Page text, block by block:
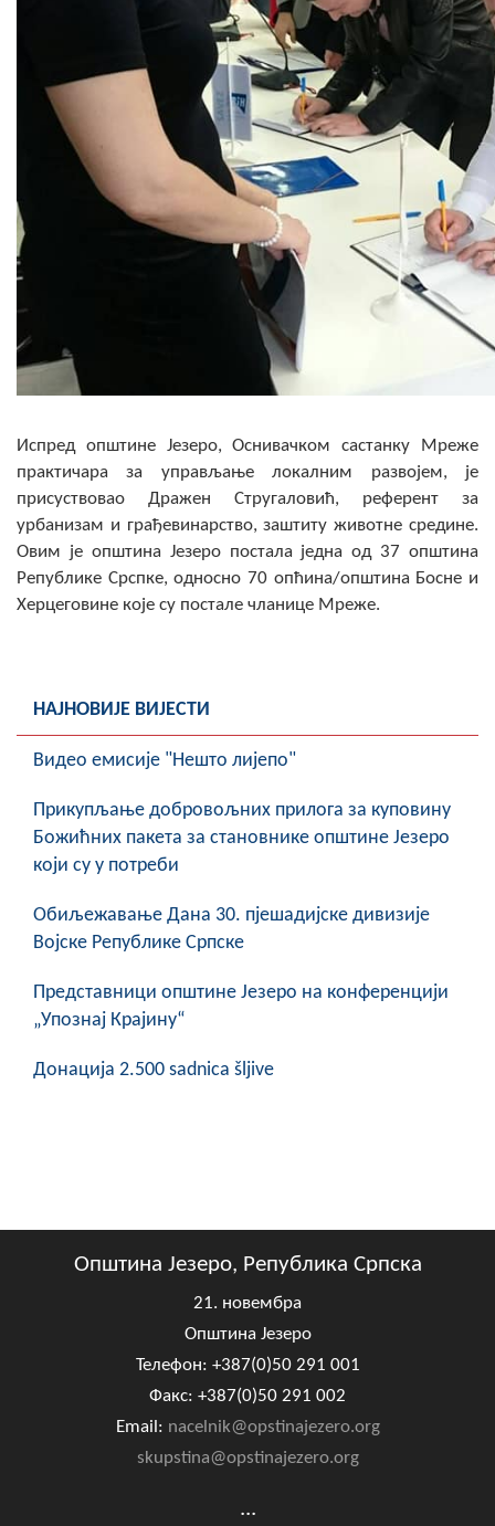
Испред општине Језеро, Оснивачком састанку Мреже
практичара за управљање локалним развојем, је
присуствовао Дражен Стругаловић, референт за
урбанизам и грађевинарство, заштиту животне средине.
Овим је општина Језеро постала једна од 37 општина
Републике Срспке, односно 70 опћина/општина Босне и
Херцеговине које су постале чланице Мреже.
НАЈНОВИЈЕ ВИЈЕСТИ
Видео емисије "Нешто лијепо"
Прикупљање добровољних прилога за куповину
Божићних пакета за становнике општине Језеро
који су у потреби
Обиљежавање Данa 30. пјешадијске дивизије
Војске Републике Српске
Представници општине Језеро на конференцији
„Упознај Крајину“
Донација 2.500 sadnica šljive
Општина Језеро, Република Српска
21. новембра
Општина Језеро
Телефон: +387(0)50 291 001
Факс: +387(0)50 291 002
Email: nacelnik@opstinajezero.org
skupstina@opstinajezero.org
...